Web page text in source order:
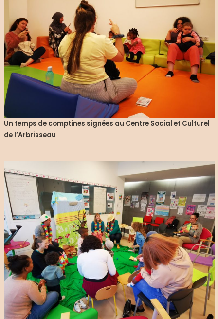
Un temps de comptines signées au Centre Social et Culturel
de l’Arbrisseau